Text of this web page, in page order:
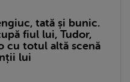
tată și bunic.
fiul lui, Tudor,
cu totul altă scenă
lui